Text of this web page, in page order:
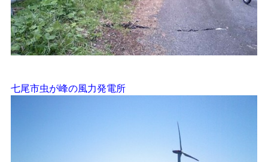
七尾市虫が峰の風力発電所